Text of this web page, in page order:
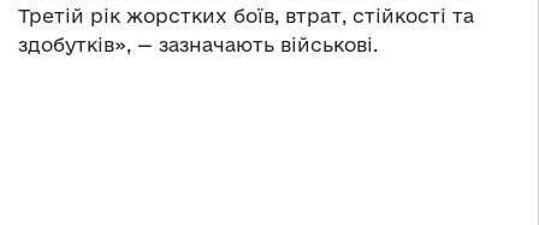
Третій рік жорстких боїв, втрат, стійкості та
здобутків», — зазначають військові.